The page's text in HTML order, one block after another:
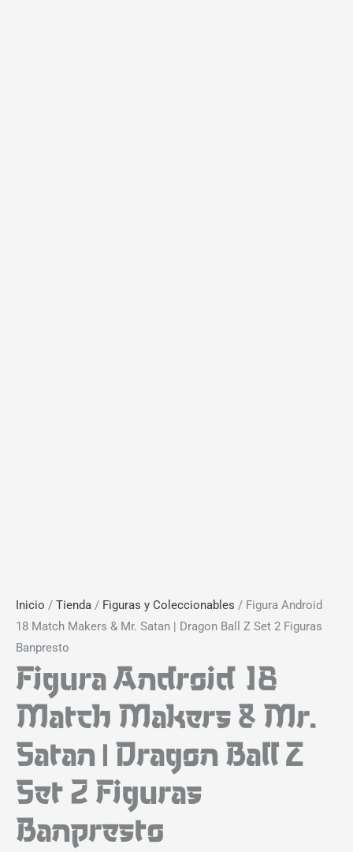
Inicio / Tienda / Figuras y Coleccionables / Figura Android
18 Match Makers & Mr. Satan | Dragon Ball Z Set 2 Figuras
Banpresto
Figura Android 18
Match Makers & Mr.
Satan | Dragon Ball Z
Set 2 Figuras
Banpresto